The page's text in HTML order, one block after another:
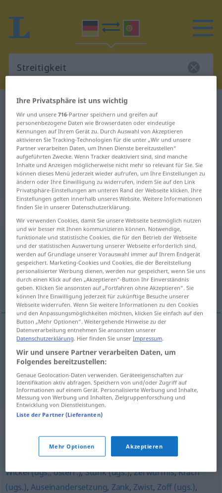
Deutsch-Portugiesisch Wörterbuch
Deutsch-Portugiesisch
Übersetzung für "Streitigkeit"
"Streitigkeit" Portugiesisch
Übersetzung
„Streitigkeit“: Femininum
Streitigkeitf
Übersicht aller Übersetzungen
(Für mehr Details die Übersetzung anklicken/antippen)
desavença, contenda, quizília
desavençaf Streitigkeit
contendaf Streitigkeit
quizíliaf Streitigkeit
Streit (Hauptform),Scharmützel,Geplänkel,Gerangel
Wickel (ugs., österr.),Stunk (ugs.),Zerwürfnis,Krach
(ugs.),Auseinandersetzung, Zank, Zwist, Zoff (ugs.),
Ihre Privatsphäre ist uns wichtig
Wir und unsere716-Partner speichern und greifen auf
personenbezogene Daten wie Browserdaten oder eindeutige
Kennungen auf Ihrem Gerät zu. Durch Auswahl von Akzeptieren
aktivieren Sie Tracking-Technologien für die unter „Wir und unsere
Partner verarbeiten Daten, um Ihnen Dienste bereitzustellen“
aufgeführten Zwecke. Wenn Tracker deaktiviert sind, sind manche
Inhalte und Anzeigen möglicherweise nicht mehr so relevant für Sie. Sie
können dieses Menü jederzeit wieder aufrufen, um Ihre Einstellungen zu
ändern oder Ihre Einwilligung zu widerrufen, indem Sie auf den Link
Privatsphäre-Einstellungen am unteren Rand der Webseite klicken. Ihre
Einstellungen gelten innerhalb unseres Website. Weitere Informationen
finden Sie in unserer Datenschutzerklärung.
Wir verwenden Cookies, damit Sie unsere Webseite bestmöglich nutzen
und wir besser mit Ihnen kommunizieren können. Notwendige,
funktionale und statistische Cookies, die für den Betrieb der Webseite
und der statistischen Auswertung unserer Webseite erforderlich sind,
werden auf Grundlage unserer Vorauswahl immer auf Ihrem Endgerät
gespeichert. Marketing-Cookies und Cookies, die der Bereitstellung
personalisierter Werbung dienen, werden nur gespeichert, wenn Sie uns
durch einen Klick auf den „Akzeptieren“-Button Ihr Einverständnis
geben. Klicken Sie ansonsten auf „Fortfahren ohne Akzeptieren“. Sie
können Ihre Einwilligung jederzeit für zukünftige Besuche unserer
Webseite widerrufen. Wenn Sie weitere Informationen zu den Cookies
und den Anpassungsmöglichkeiten möchten, klicken Sie einfach auf den
Button „Mehr Optionen“. Weitergehende Hinweise zu der
Datenverarbeitung entnehmen Sie ansonsten unserer
Datenschutzerklärung. Hier finden Sie unserImpressum.
Wir und unsere Partner verarbeiten Daten, um
Folgendes bereitzustellen:
Genaue Geolocation-Daten verwenden. Geräteeigenschaften zur
Identifikation aktiv abfragen. Speichern von und/oder Zugriff auf
Informationen auf einem Gerät. Personalisierte Werbung und Inhalte,
Messung von Werbung und Inhalten, Zielgruppenforschung und
Entwicklung von Dienstleistungen.
Liste der Partner (Lieferanten)
Mehr Optionen Akzeptieren